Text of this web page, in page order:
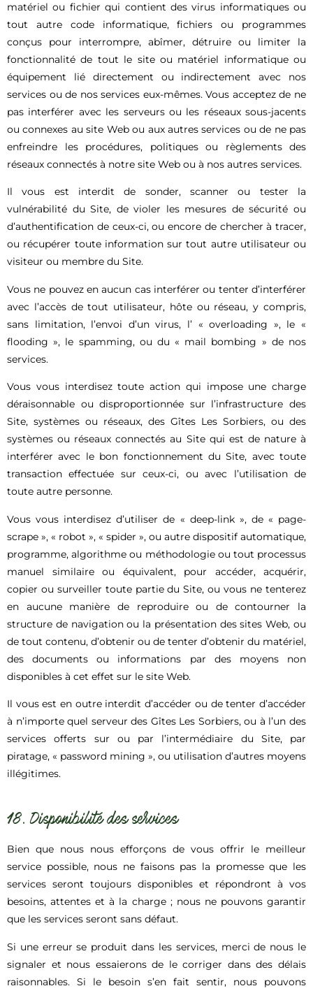
matériel ou fichier qui contient des virus informatiques ou
tout autre code informatique, fichiers ou programmes
conçus pour interrompre, abîmer, détruire ou limiter la
fonctionnalité de tout le site ou matériel informatique ou
équipement lié directement ou indirectement avec nos
services ou de nos services eux-mêmes. Vous acceptez de ne
pas interférer avec les serveurs ou les réseaux sous-jacents
ou connexes au site Web ou aux autres services ou de ne pas
enfreindre les procédures, politiques ou règlements des
réseaux connectés à notre site Web ou à nos autres services.
Il vous est interdit de sonder, scanner ou tester la
vulnérabilité du Site, de violer les mesures de sécurité ou
d’authentification de ceux-ci, ou encore de chercher à tracer,
ou récupérer toute information sur tout autre utilisateur ou
visiteur ou membre du Site.
Vous ne pouvez en aucun cas interférer ou tenter d’interférer
avec l’accès de tout utilisateur, hôte ou réseau, y compris,
sans limitation, l’envoi d’un virus, l’ « overloading », le «
flooding », le spamming, ou du « mail bombing » de nos
services.
Vous vous interdisez toute action qui impose une charge
déraisonnable ou disproportionnée sur l’infrastructure des
Site, systèmes ou réseaux, des Gîtes Les Sorbiers, ou des
systèmes ou réseaux connectés au Site qui est de nature à
interférer avec le bon fonctionnement du Site, avec toute
transaction effectuée sur ceux-ci, ou avec l’utilisation de
toute autre personne.
Vous vous interdisez d’utiliser de « deep-link », de « page-
scrape », « robot », « spider », ou autre dispositif automatique,
programme, algorithme ou méthodologie ou tout processus
manuel similaire ou équivalent, pour accéder, acquérir,
copier ou surveiller toute partie du Site, ou vous ne tenterez
en aucune manière de reproduire ou de contourner la
structure de navigation ou la présentation des sites Web, ou
de tout contenu, d’obtenir ou de tenter d’obtenir du matériel,
des documents ou informations par des moyens non
disponibles à cet effet sur le site Web.
Il vous est en outre interdit d’accéder ou de tenter d’accéder
à n’importe quel serveur des Gîtes Les Sorbiers, ou à l’un des
services offerts sur ou par l’intermédiaire du Site, par
piratage, « password mining », ou utilisation d’autres moyens
illégitimes.
18. Disponibilité des services
Bien que nous nous efforçons de vous offrir le meilleur
service possible, nous ne faisons pas la promesse que les
services seront toujours disponibles et répondront à vos
besoins, attentes et à la charge ; nous ne pouvons garantir
que les services seront sans défaut.
Si une erreur se produit dans les services, merci de nous le
signaler et nous essaierons de le corriger dans des délais
raisonnables. Si le besoin s’en fait sentir, nous pouvons